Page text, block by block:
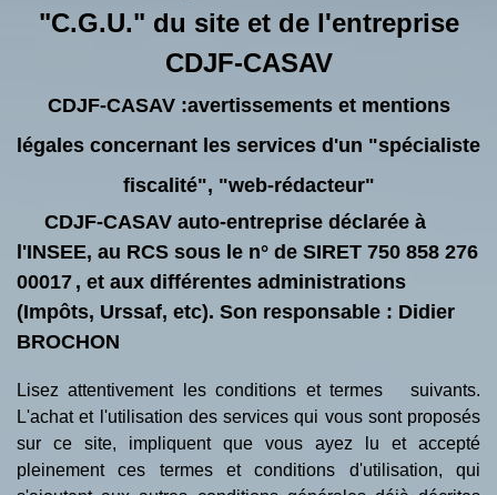
"C.G.U." du site et de l'entreprise
CDJF-CASAV
CDJF-CASAV :avertissements et mentions
légales concernant les services d'un "spécialiste
fiscalité", "web-rédacteur"
CDJF-CASAV auto-entreprise déclarée à
l'INSEE, au RCS sous le n° de SIRET 750 858 276
00017 , et aux différentes administrations
(Impôts, Urssaf, etc). Son responsable : Didier
BROCHON
Lisez attentivement les conditions et termes suivants.
L'achat et l'utilisation des services qui vous sont proposés
sur ce site, impliquent que vous ayez lu et accepté
pleinement ces termes et conditions d'utilisation, qui